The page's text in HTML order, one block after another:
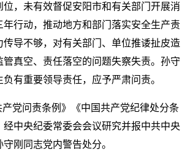
位，未有效督促安阳市和有关部门开展消
年行动，推动地方和部门落实安全生产责
传导不够，对有关部门、单位推诿扯皮造
管真空、责任落空的问题失察失责。孙守
有重要领导责任，应予严肃问责。
党问责条例》《中国共产党纪律处分条
经中央纪委常委会会议研究并报中共中央
刚同志党内警告处分。